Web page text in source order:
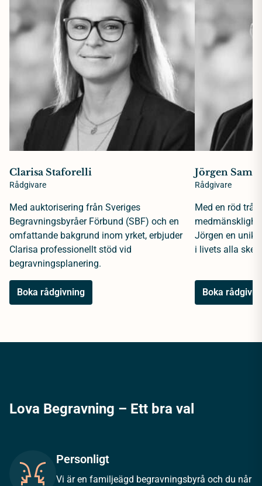
Clarisa Staforelli
Rådgivare
Med auktorisering från Sveriges
Begravningsbyråer Förbund (SBF) och en
omfattande bakgrund inom yrket, erbjuder
Clarisa professionellt stöd vid
begravningsplanering.
Boka rådgivning
Jörgen
Rådgivare
Med en röd
Jörgen en unik
i livets alla
Boka
Lova Begravning – Ett bra val
Personligt
Vi är en familjeägd begravningsbyrå och du når